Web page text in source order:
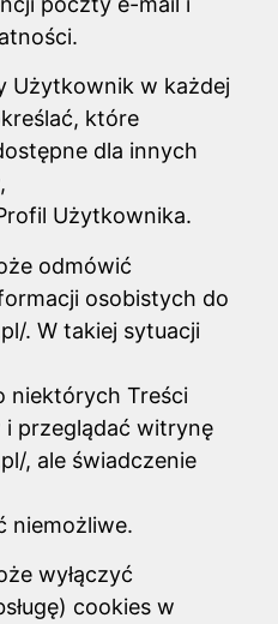
Użytkownik w każdej
które
dla innych
Użytkownika.
odmówić
osobistych do
. W takiej sytuacji
niektórych Treści
przeglądać witrynę
, ale świadczenie
niemożliwe.
wyłączyć
cookies w